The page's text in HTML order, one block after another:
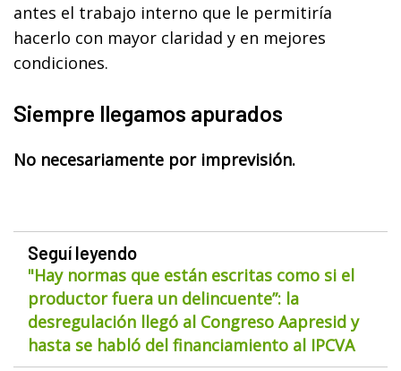
antes el trabajo interno que le permitiría
hacerlo con mayor claridad y en mejores
condiciones.
Siempre llegamos apurados
No necesariamente por imprevisión.
Seguí leyendo
"Hay normas que están escritas como si el
productor fuera un delincuente”: la
desregulación llegó al Congreso Aapresid y
hasta se habló del financiamiento al IPCVA